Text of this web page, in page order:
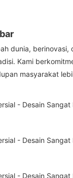
dunia, berinovasi,
Kami
masyarakat